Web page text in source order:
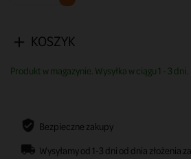
KOSZYK
Produkt w magazynie. Wysyłka w ciągu 1 - 3 dni.
Bezpieczne zakupy
Wysyłamy od 1-3 dni od dnia złożenia